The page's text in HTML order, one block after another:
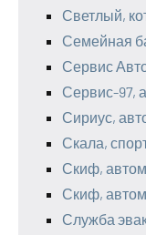
Светлый,
Семейная
Сервис
Сервис-97,
Сириус,
Скала,
Скиф,
Скиф,
Служба